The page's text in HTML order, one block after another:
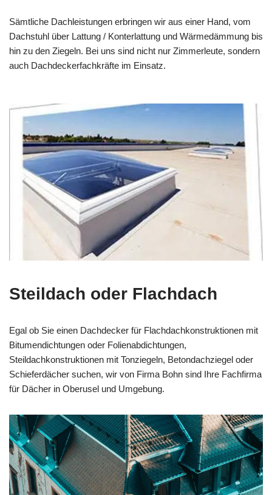
Sämtliche Dachleistungen erbringen wir aus einer Hand, vom
Dachstuhl über Lattung / Konterlattung und Wärmedämmung bis
hin zu den Ziegeln. Bei uns sind nicht nur Zimmerleute, sondern
auch Dachdeckerfachkräfte im Einsatz.
Steildach oder Flachdach
Egal ob Sie einen Dachdecker für Flachdachkonstruktionen mit
Bitumendichtungen oder Folienabdichtungen,
Steildachkonstruktionen mit Tonziegeln, Betondachziegel oder
Schieferdächer suchen, wir von Firma Bohn sind Ihre Fachfirma
für Dächer in Oberusel und Umgebung.